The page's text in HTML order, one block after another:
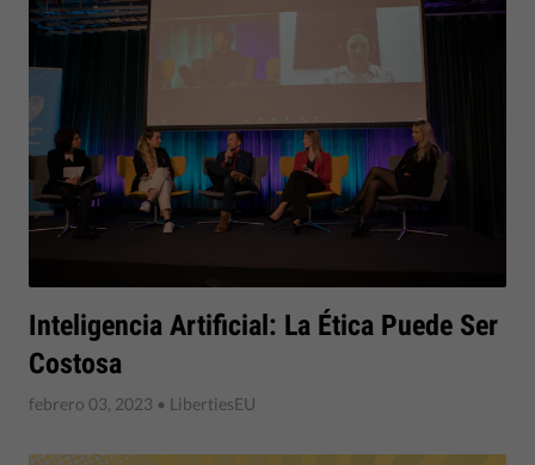
Inteligencia Artificial: La Ética Puede Ser
Costosa
febrero 03, 2023 • LibertiesEU